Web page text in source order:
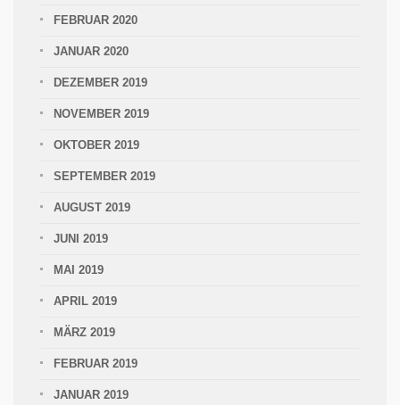
FEBRUAR 2020
JANUAR 2020
DEZEMBER 2019
NOVEMBER 2019
OKTOBER 2019
SEPTEMBER 2019
AUGUST 2019
JUNI 2019
MAI 2019
APRIL 2019
MÄRZ 2019
FEBRUAR 2019
JANUAR 2019